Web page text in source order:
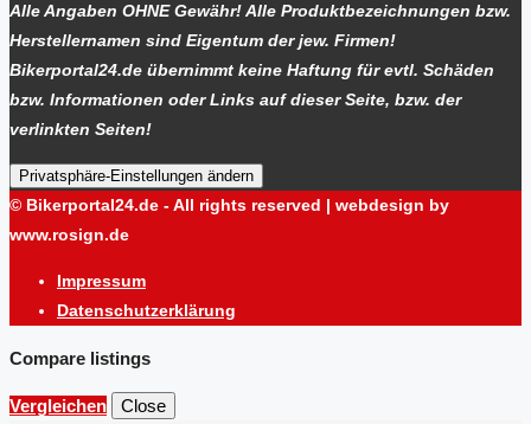
Alle Angaben OHNE Gewähr! Alle Produktbezeichnungen bzw.
Herstellernamen sind Eigentum der jew. Firmen!
Bikerportal24.de übernimmt keine Haftung für evtl. Schäden
bzw. Informationen oder Links auf dieser Seite, bzw. der
verlinkten Seiten!
Privatsphäre-Einstellungen ändern
© Bikerportal24.de - All rights reserved | webdesign by
www.rosign.de
Impressum
Datenschutzerklärung
Compare listings
Vergleichen
Close